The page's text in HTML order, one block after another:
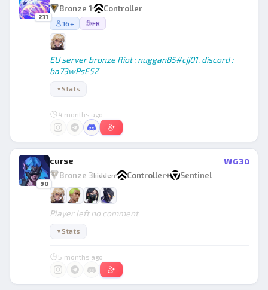
231
Bronze 1
Controller
16+ FR
EU server bronze Riot : nuggan85#cjj01. discord :
ba73wPsE5Z
▼Stats
4 months ago
90
curse
WG30
Bronze 3hidden Controller+ Sentinel
Player left no comment
▼Stats
5 months ago